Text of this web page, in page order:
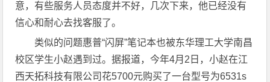
意，有些服务人员态度并不好，几次下来，他已经没有
信心和耐心去找客服了。
类似的问题惠普“闪屏”笔记本也被东华理工大学南昌
校区学生小赵遇到过。据报道，今年4月2日，小赵在江
西天拓科技有限公司花5700元购买了一台型号为6531s